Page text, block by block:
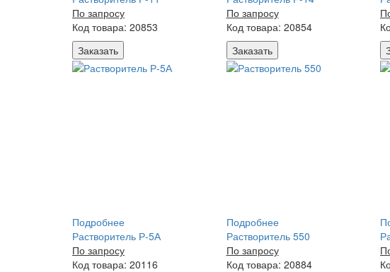
По запросу
Код товара: 20853
Заказать
По запросу
Код товара: 20854
Заказать
Подробнее
Растворитель Р-5А
По запросу
Код товара: 20116
Подробнее
Растворитель 550
По запросу
Код товара: 20884